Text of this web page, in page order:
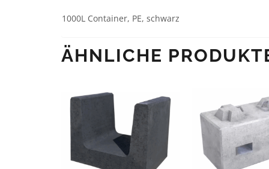
1000L Container, PE, schwarz
ÄHNLICHE